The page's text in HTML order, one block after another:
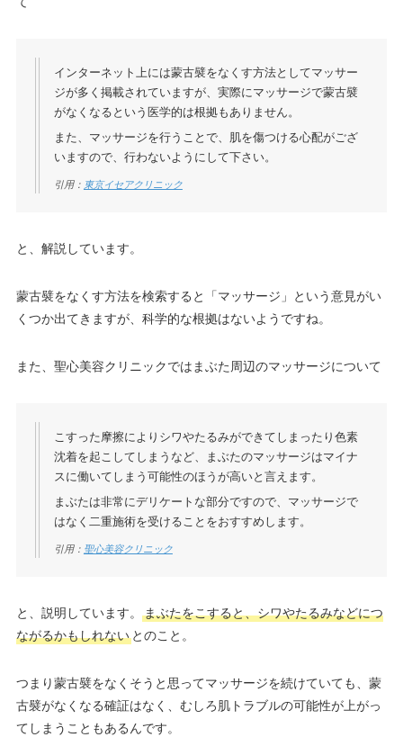
インターネット上には蒙古襞をなくす方法としてマッサー
ジが多く掲載されていますが、実際にマッサージで蒙古襞
がなくなるという医学的は根拠もありません。
また、マッサージを行うことで、肌を傷つける心配がござ
いますので、行わないようにして下さい。
引用： 東京イセアクリニック
と、解説しています。
蒙古襞をなくす方法を検索すると「マッサージ」という意見がい
くつか出てきますが、科学的な根拠はないようですね。
また、聖心美容クリニックではまぶた周辺のマッサージについて
こすった摩擦によりシワやたるみができてしまったり色素
沈着を起こしてしまうなど、まぶたのマッサージはマイナ
スに働いてしまう可能性のほうが高いと言えます。
まぶたは非常にデリケートな部分ですので、マッサージで
はなく二重施術を受けることをおすすめします。
引用： 聖心美容クリニック
と、説明しています。
まぶたをこすると、シワやたるみなどにつ
ながるかもしれないとのこと。
つまり蒙古襞をなくそうと思ってマッサージを続けていても、蒙
古襞がなくなる確証はなく、むしろ肌トラブルの可能性が上がっ
てしまうこともあるんです。